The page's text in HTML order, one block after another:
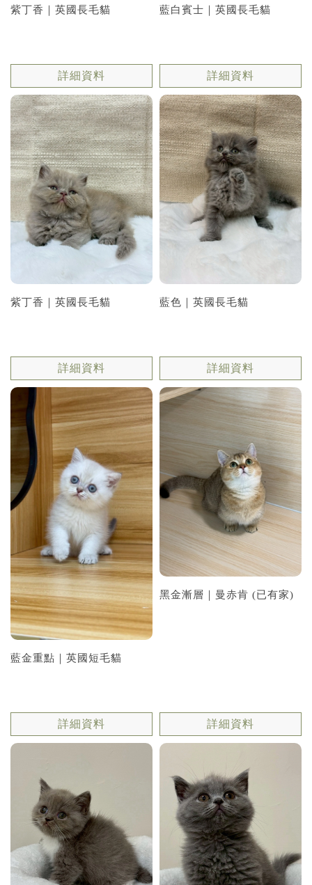
紫丁香｜英國長毛貓
詳細資料
藍白賓士｜英國長毛貓
詳細資料
紫丁香｜英國長毛貓
詳細資料
藍色｜英國長毛貓
詳細資料
藍金重點｜英國短毛貓
詳細資料
黑金漸層｜曼赤肯 (已有家)
詳細資料